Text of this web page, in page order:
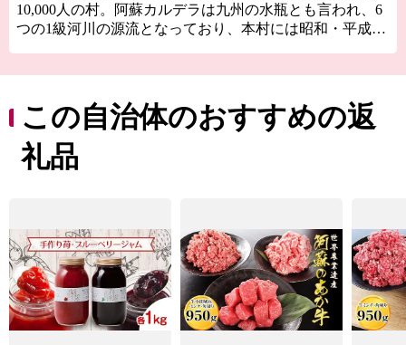
10,000人の村。阿蘇カルデラは九州の水瓶とも言われ、6
つの1級河川の源流となっており、本村には昭和・平成の
源である草原や田園風景などの景観は、農業を営む中で
守られてきました。また南阿蘇村を訪れる観光客は平成
28年熊本地震で半数程度まで減少しましたが、ようやく
新阿蘇大橋や南阿蘇鉄道等の交通インフラが改善された
この自治体のおすすめの返
礼品